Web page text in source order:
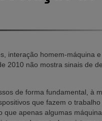
interação homem-máquina
2010 não mostra sinais de
de forma fundamental,
que fazem o
apenas algumas